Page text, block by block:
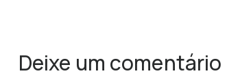
Deixe um comentário